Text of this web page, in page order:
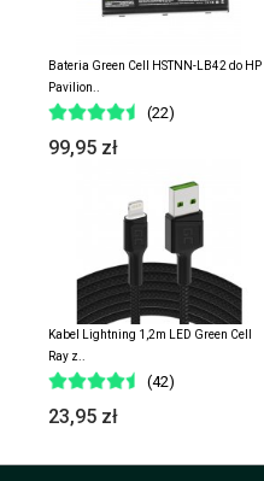
Bateria Green Cell HSTNN-LB42 do HP
Pavilion..
(22)
99,95 zł
Kabel Lightning 1,2m LED Green Cell
Ray z..
(42)
23,95 zł